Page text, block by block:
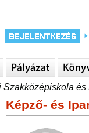
Szakközépiskola
Képző- és